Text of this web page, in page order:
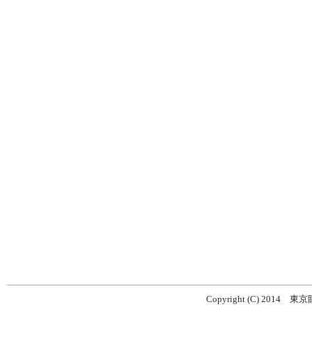
Copyright (C) 2014 東京